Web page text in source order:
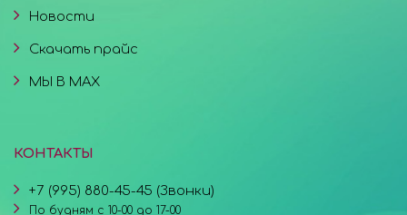
Новости
Скачать прайс
МЫ В MAX
КОНТАКТЫ
+7 (995) 880-45-45 (Звонки)
По будням с 10-00 до 17-00